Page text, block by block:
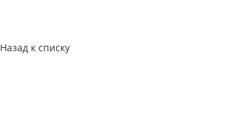
Назад к списку